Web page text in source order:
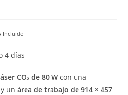
Incluido
4 días
CO₂ de 80 W con una
y unárea de trabajo de 914 × 457